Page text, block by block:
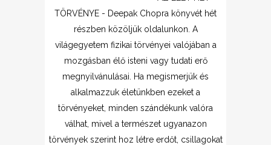
TÖRVÉNYE - Deepak Chopra könyvét hét
részben közöljük oldalunkon. A
világegyetem fizikai törvényei valójában a
mozgásban élő isteni vagy tudati erő
megnyilvánulásai. Ha megismerjük és
alkalmazzuk életünkben ezeket a
törvényeket, minden szándékunk valóra
válhat, mivel a természet ugyanazon
törvények szerint hoz létre erdőt, csillagokat